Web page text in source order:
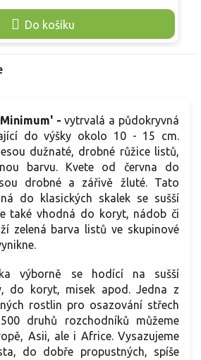
Do košíku
růžova až červenohněda. Červen–
květy v chocholících, atraktivní
či mateřídouškou.
- vytrvalá a půdokryvná
do výšky okolo 10 - 15 cm.
dužnaté, drobné růžice listů,
barvu. Kvete od června do
drobné a zářivě žluté. Tato
do klasických skalek se sušší
také vhodná do koryt, nádob či
zelená barva listů ve skupinové
výborně se hodící na sušší
do koryt, misek apod. Jedna z
rostlin pro osazování střech
druhů rozchodníků můžeme
Asii, ale i Africe. Vysazujeme
do dobře propustných, spíše